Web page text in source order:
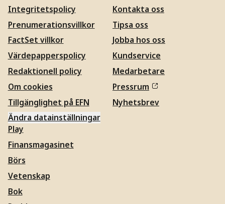
Integritetspolicy
Prenumerationsvillkor
FactSet villkor
Värdepapperspolicy
Redaktionell policy
Om cookies
Tillgänglighet på EFN
Ändra datainställningar
Kontakta oss
Tipsa oss
Jobba hos oss
Kundservice
Medarbetare
Pressrum
Nyhetsbrev
Play
Finansmagasinet
Börs
Vetenskap
Bok